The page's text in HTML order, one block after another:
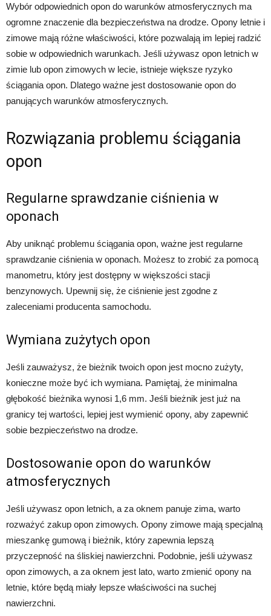
Wybór odpowiednich opon do warunków atmosferycznych ma
ogromne znaczenie dla bezpieczeństwa na drodze. Opony letnie i
zimowe mają różne właściwości, które pozwalają im lepiej radzić
sobie w odpowiednich warunkach. Jeśli używasz opon letnich w
zimie lub opon zimowych w lecie, istnieje większe ryzyko
ściągania opon. Dlatego ważne jest dostosowanie opon do
panujących warunków atmosferycznych.
Rozwiązania problemu ściągania
opon
Regularne sprawdzanie ciśnienia w
oponach
Aby uniknąć problemu ściągania opon, ważne jest regularne
sprawdzanie ciśnienia w oponach. Możesz to zrobić za pomocą
manometru, który jest dostępny w większości stacji
benzynowych. Upewnij się, że ciśnienie jest zgodne z
zaleceniami producenta samochodu.
Wymiana zużytych opon
Jeśli zauważysz, że bieżnik twoich opon jest mocno zużyty,
konieczne może być ich wymiana. Pamiętaj, że minimalna
głębokość bieżnika wynosi 1,6 mm. Jeśli bieżnik jest już na
granicy tej wartości, lepiej jest wymienić opony, aby zapewnić
sobie bezpieczeństwo na drodze.
Dostosowanie opon do warunków
atmosferycznych
Jeśli używasz opon letnich, a za oknem panuje zima, warto
rozważyć zakup opon zimowych. Opony zimowe mają specjalną
mieszankę gumową i bieżnik, który zapewnia lepszą
przyczepność na śliskiej nawierzchni. Podobnie, jeśli używasz
opon zimowych, a za oknem jest lato, warto zmienić opony na
letnie, które będą miały lepsze właściwości na suchej
nawierzchni.